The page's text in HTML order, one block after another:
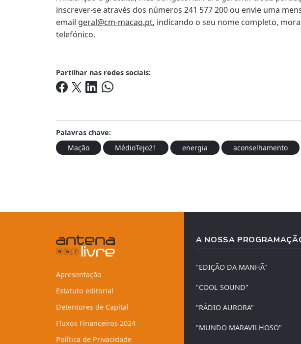
inscrever-se através dos números 241 577 200 ou envie uma
email geral@cm-macao.pt, indicando o seu nome completo,
telefónico.
Partilhar nas redes sociais:
Palavras chave:
Mação
MédioTejo21 energia aconselhamento
Apresentação
Estatuto editorial
Detentores de Capital
Fluxos Financeiros 2024
Política de Privacidade
A NOSSA
"EDIÇÃO DA MANHÃ"
"COOL SOUND"
"RÁDIO AURORA"
"MUNDO MARAVILHOSO"